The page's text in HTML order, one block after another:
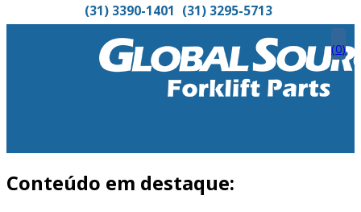
(31) 3390-1401 (31) 3295-5713
(0)
Conteúdo em destaque: